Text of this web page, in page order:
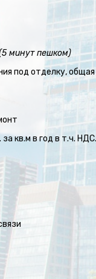
минут пешком)
под отделку,
кв.м в год в т.ч.